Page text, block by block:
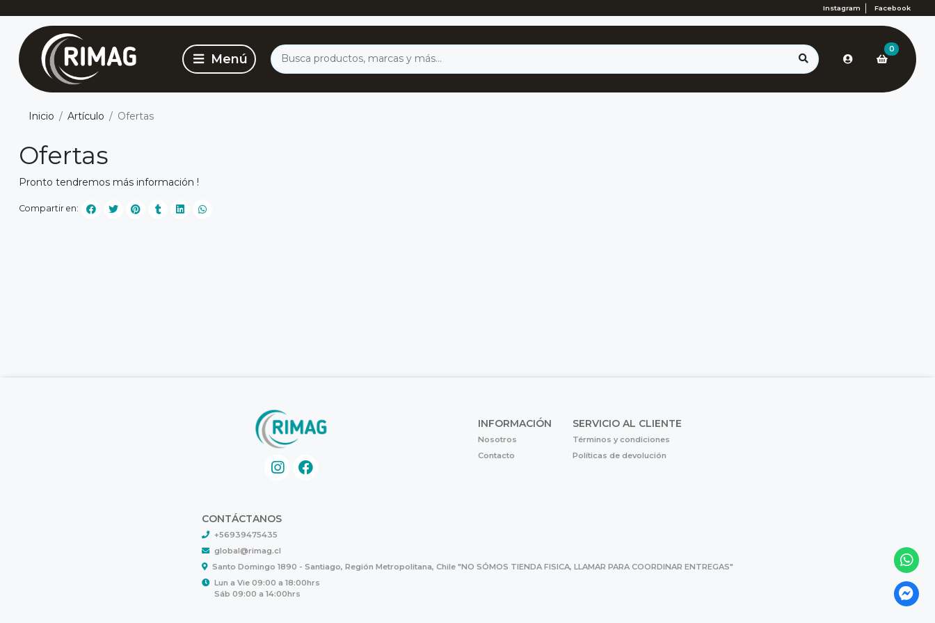
Instagram Facebook
0
Inicio Artículo Ofertas
Ofertas
Pronto tendremos más información !
Compartir en:
INFORMACIÓN
Nosotros
Contacto
SERVICIO AL CLIENTE
Términos y condiciones
Políticas de devolución
CONTÁCTANOS
+56939475435
global@rimag.cl
Santo Domingo 1890 - Santiago, Región Metropolitana, Chile "NO SÓMOS TIENDA FISICA, LLAMAR PARA COORDINAR ENTREGAS"
Lun a Vie 09:00 a 18:00hrs
Sáb 09:00 a 14:00hrs